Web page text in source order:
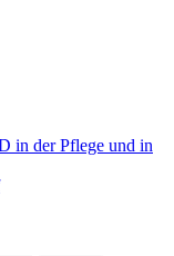
in der Pflege und in